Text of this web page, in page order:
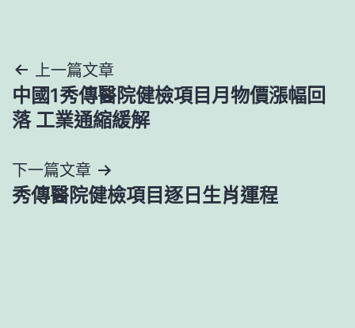
文
章
覽
上一篇文章
中國1秀傳醫院健檢項目月物價漲幅回
落 工業通縮緩解
下一篇文章
秀傳醫院健檢項目逐日生肖運程